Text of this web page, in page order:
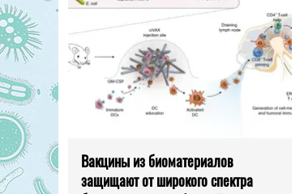
Вакцины из биоматериалов
защищают от широкого спектра